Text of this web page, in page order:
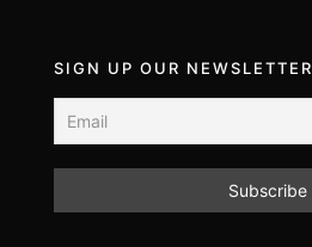
SIGN UP OUR NEWSLETTER